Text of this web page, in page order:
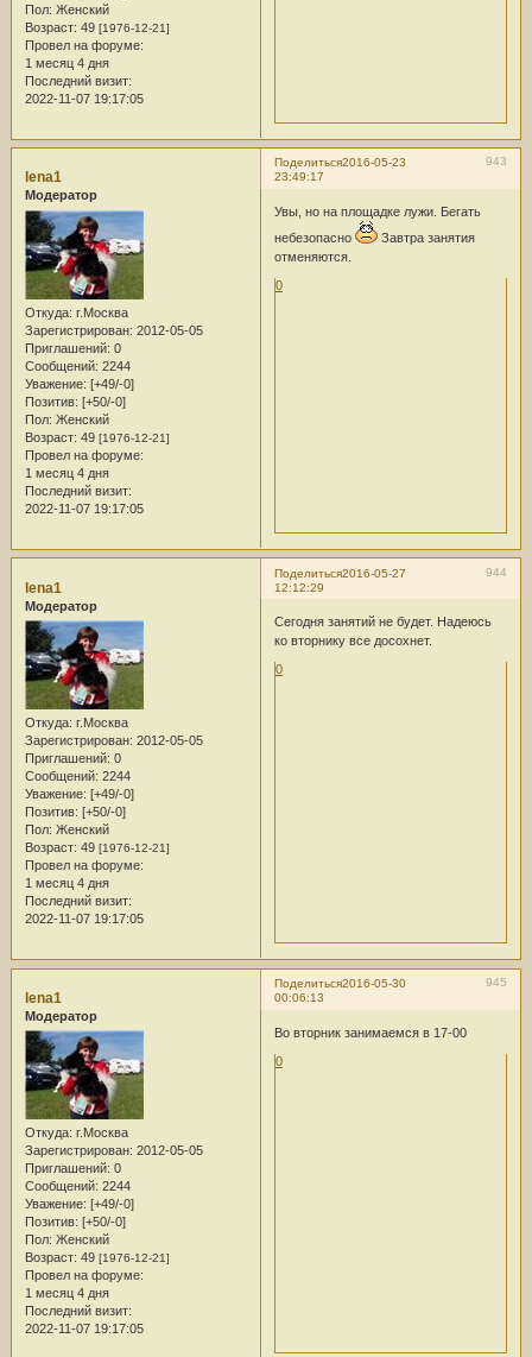
Пол: Женский
Возраст: 49 [1976-12-21]
Провел на форуме:
1 месяц 4 дня
Последний визит:
2022-11-07 19:17:05
Поделиться 943
2016-05-23
23:49:17
lena1
Модератор
Откуда: г.Москва
Зарегистрирован: 2012-05-05
Приглашений: 0
Сообщений: 2244
Уважение: [+49/-0]
Позитив: [+50/-0]
Пол: Женский
Возраст: 49 [1976-12-21]
Провел на форуме:
1 месяц 4 дня
Последний визит:
2022-11-07 19:17:05
Увы, но на площадке лужи. Бегать
небезопасно
Завтра занятия
отменяются.
0
Поделиться 944
2016-05-27
12:12:29
lena1
Модератор
Откуда: г.Москва
Зарегистрирован: 2012-05-05
Приглашений: 0
Сообщений: 2244
Уважение: [+49/-0]
Позитив: [+50/-0]
Пол: Женский
Возраст: 49 [1976-12-21]
Провел на форуме:
1 месяц 4 дня
Последний визит:
2022-11-07 19:17:05
Сегодня занятий не будет. Надеюсь
ко вторнику все досохнет.
0
Поделиться 945
2016-05-30
00:06:13
lena1
Модератор
Откуда: г.Москва
Зарегистрирован: 2012-05-05
Приглашений: 0
Сообщений: 2244
Уважение: [+49/-0]
Позитив: [+50/-0]
Пол: Женский
Возраст: 49 [1976-12-21]
Провел на форуме:
1 месяц 4 дня
Последний визит:
2022-11-07 19:17:05
Во вторник занимаемся в 17-00
0